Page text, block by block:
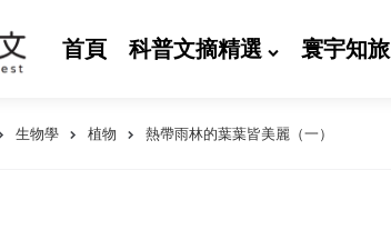
首頁 科普文摘精選 寰宇知旅
生物學 植物 熱帶雨林的葉葉皆美麗（一）